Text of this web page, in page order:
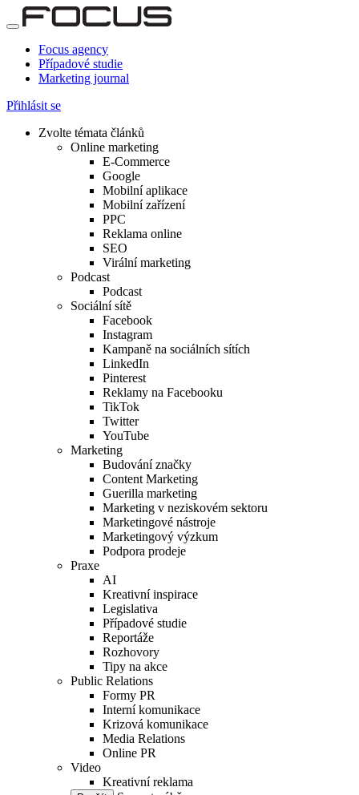
Focus agency
Případové studie
Marketing journal
Přihlásit se
Zvolte témata článků
Online marketing
E-Commerce
Google
Mobilní aplikace
Mobilní zařízení
PPC
Reklama online
SEO
Virální marketing
Podcast
Podcast
Sociální sítě
Facebook
Instagram
Kampaně na sociálních sítích
LinkedIn
Pinterest
Reklamy na Facebooku
TikTok
Twitter
YouTube
Marketing
Budování značky
Content Marketing
Guerilla marketing
Marketing v neziskovém sektoru
Marketingové nástroje
Marketingový výzkum
Podpora prodeje
Praxe
AI
Kreativní inspirace
Legislativa
Případové studie
Reportáže
Rozhovory
Tipy na akce
Public Relations
Formy PR
Interní komunikace
Krizová komunikace
Media Relations
Online PR
Video
Kreativní reklama